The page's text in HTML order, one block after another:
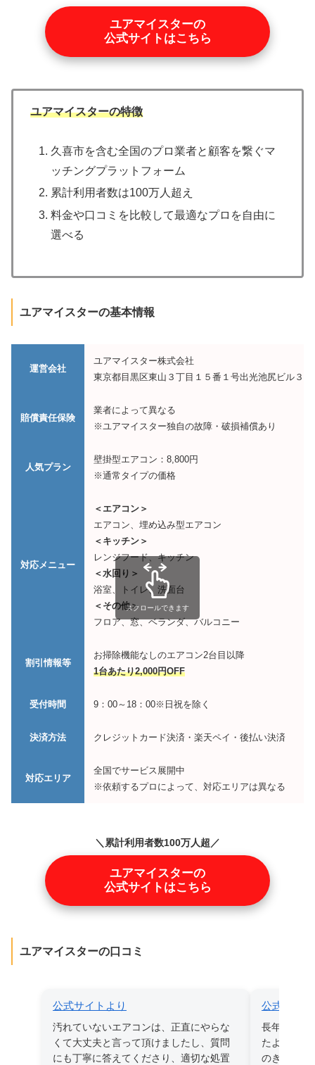
ユアマイスターの
公式サイトはこちら
ユアマイスターの特徴
久喜市を含む全国のプロ業者と顧客を繋ぐマ
ッチングプラットフォーム
累計利用者数は100万人超え
料金や口コミを比較して最適なプロを自由に
選べる
ユアマイスターの基本情報
運営会社
ユアマイスター株式会社
東京都目黒区東山３丁目１５番１号出光池尻ビル３階
賠償責任保険
業者によって異なる
※ユアマイスター独自の故障・破損補償あり
人気プラン
壁掛型エアコン：8,800円
※通常タイプの価格
対応メニュー
＜エアコン＞
エアコン、埋め込み型エアコン
＜キッチン＞
レンジフード、キッチン
＜水回り＞
浴室、トイレ、洗面台
＜その他＞
フロア、窓、ベランダ、バルコニー
割引情報等
お掃除機能なしのエアコン2台目以降
1台あたり2,000円OFF
受付時間 9：00～18：00※日祝を除く
決済方法 クレジットカード決済・楽天ペイ・後払い決済
対応エリア
全国でサービス展開中
※依頼するプロによって、対応エリアは異なる
スクロールできます
＼累計利用者数100万人超／
ユアマイスターの
公式サイトはこちら
ユアマイスターの口コミ
公式サイトより
汚れていないエアコンは、正直にやらな
くて大丈夫と言って頂けましたし、質問
にも丁寧に答えてくださり、適切な処置
公式サイ
長年蓄積さ
たようで、
のきれいな